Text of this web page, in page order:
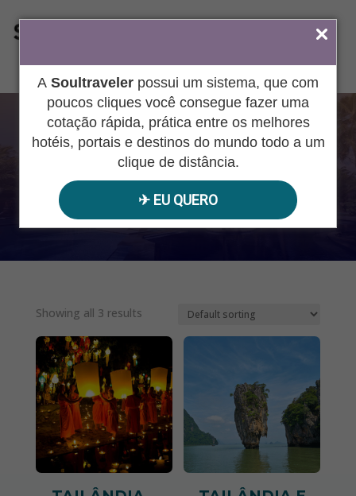
A Soultraveler possui um sistema, que com
poucos cliques você consegue fazer uma
cotação rápida, prática entre os melhores
hotéis, portais e destinos do mundo todo a um
clique de distância.
✈︎ EU QUERO
ÁREA DO AGENTE
TAILANDIA
Pesquisar
produtos
Showing all 3 results